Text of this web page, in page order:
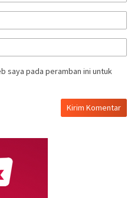
saya pada peramban ini untuk